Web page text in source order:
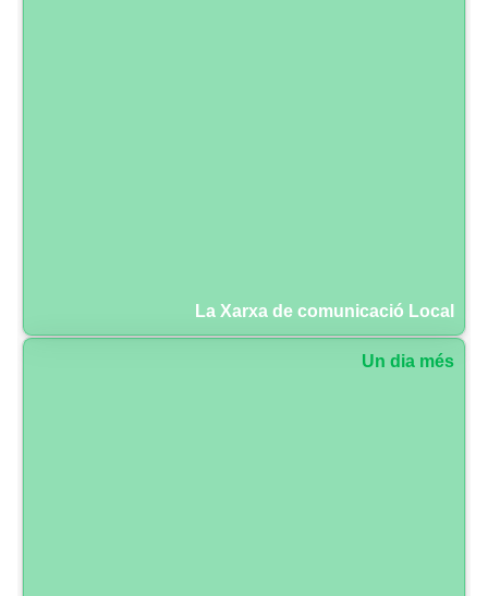
La Xarxa de comunicació Local
Un dia més